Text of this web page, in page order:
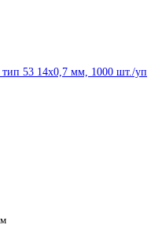
тип 53 14x0,7 мм, 1000 шт./уп